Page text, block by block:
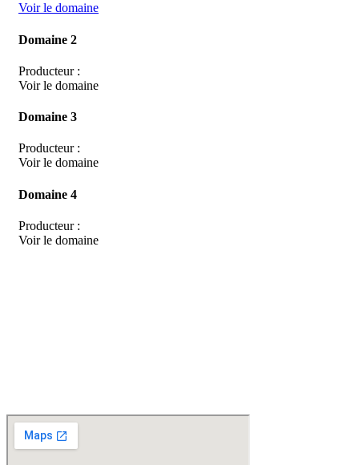
Voir le domaine
Domaine 2
Producteur :
Voir le domaine
Domaine 3
Producteur :
Voir le domaine
Domaine 4
Producteur :
Voir le domaine